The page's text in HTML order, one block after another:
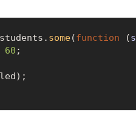
some(function (s
60 ;